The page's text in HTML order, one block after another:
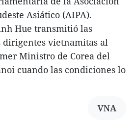
Asiático (AIPA).
Hue transmitió las
dirigentes vietnamitas al
Ministro de Corea del
cuando las condiciones lo
VNA